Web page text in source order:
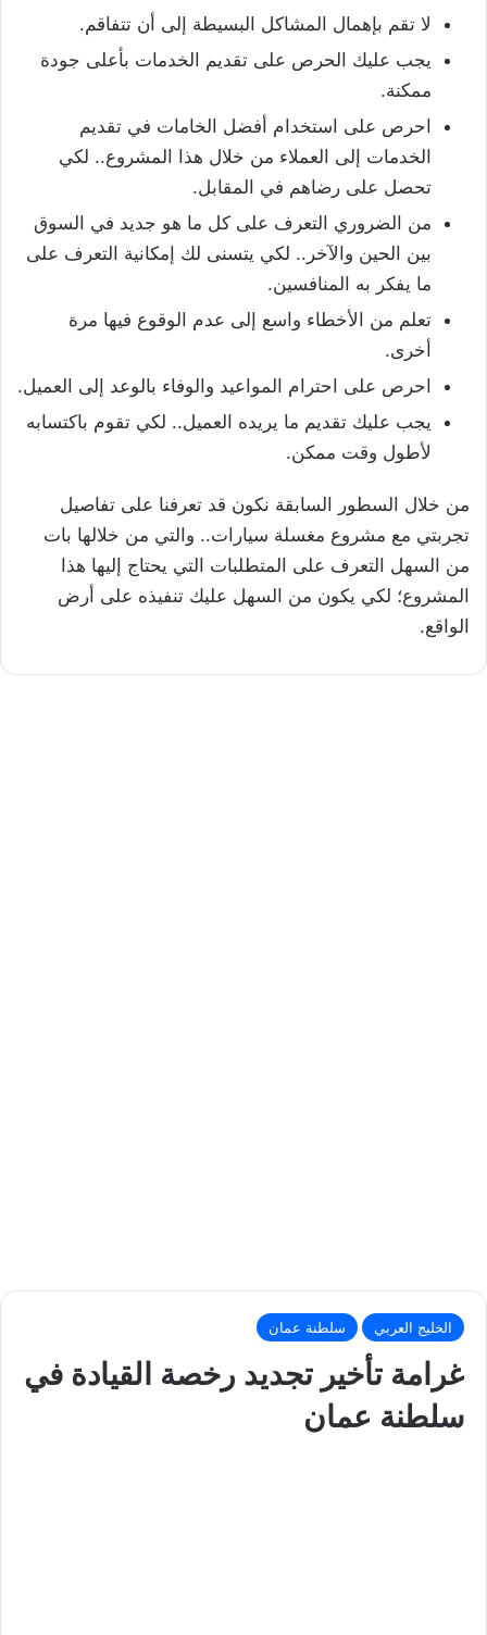
لا تقم بإهمال المشاكل البسيطة إلى أن تتفاقم.
يجب عليك الحرص على تقديم الخدمات بأعلى جودة
ممكنة.
احرص على استخدام أفضل الخامات في تقديم
الخدمات إلى العملاء من خلال هذا المشروع.. لكي
تحصل على رضاهم في المقابل.
من الضروري التعرف على كل ما هو جديد في السوق
بين الحين والآخر.. لكي يتسنى لك إمكانية التعرف على
ما يفكر به المنافسين.
تعلم من الأخطاء واسع إلى عدم الوقوع فيها مرة
أخرى.
احرص على احترام المواعيد والوفاء بالوعد إلى العميل.
يجب عليك تقديم ما يريده العميل.. لكي تقوم باكتسابه
لأطول وقت ممكن.
من خلال السطور السابقة نكون قد تعرفنا على تفاصيل
تجربتي مع مشروع مغسلة سيارات.. والتي من خلالها بات
من السهل التعرف على المتطلبات التي يحتاج إليها هذا
المشروع؛ لكي يكون من السهل عليك تنفيذه على أرض
الواقع.